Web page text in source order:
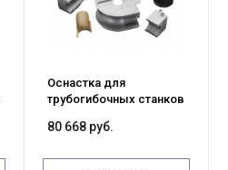
Оснастка для
трубогибочных станков
круглая труба
80 668 руб.